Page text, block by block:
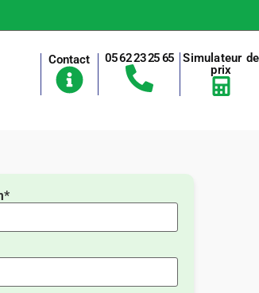
Contact 05 62 23 25 65
Simulateur de
prix